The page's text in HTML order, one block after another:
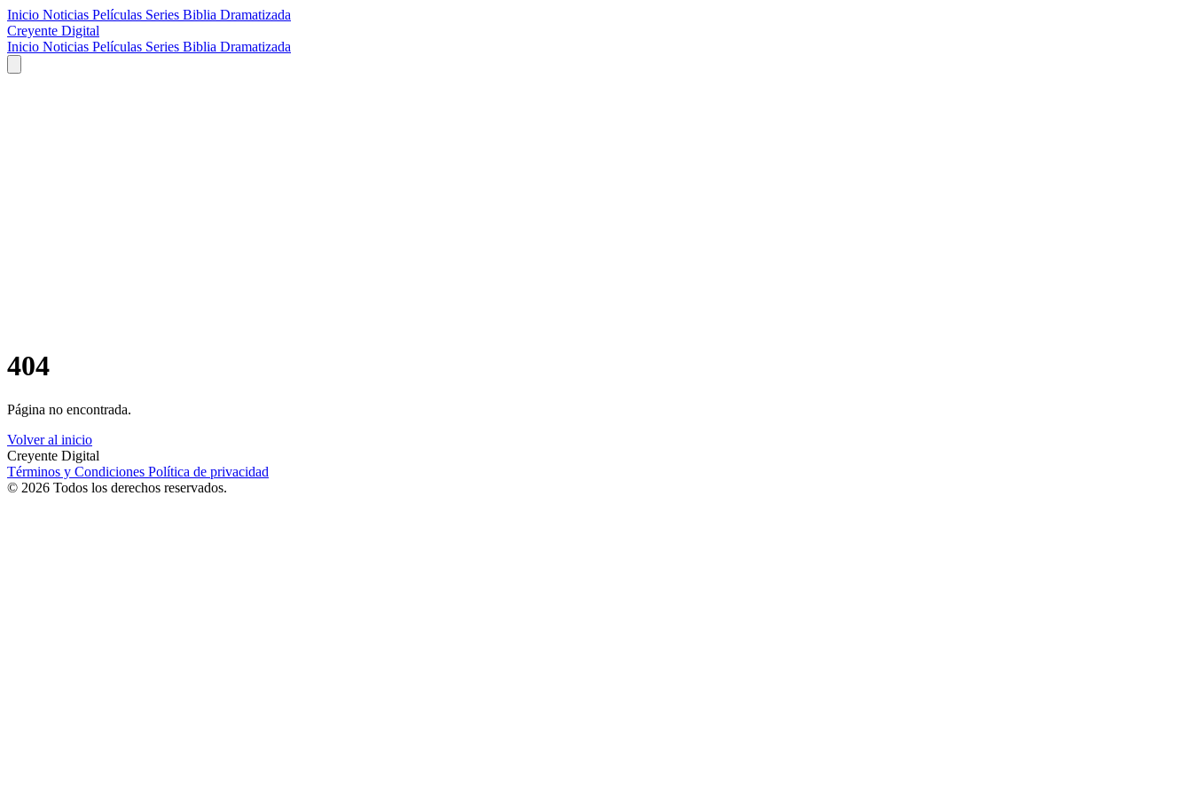
Inicio Noticias Películas Series Biblia Dramatizada
Creyente Digital
Inicio Noticias Películas Series Biblia Dramatizada
404
Página no encontrada.
Volver al inicio
Creyente Digital
Términos y Condiciones Política de privacidad
© 2026 Todos los derechos reservados.